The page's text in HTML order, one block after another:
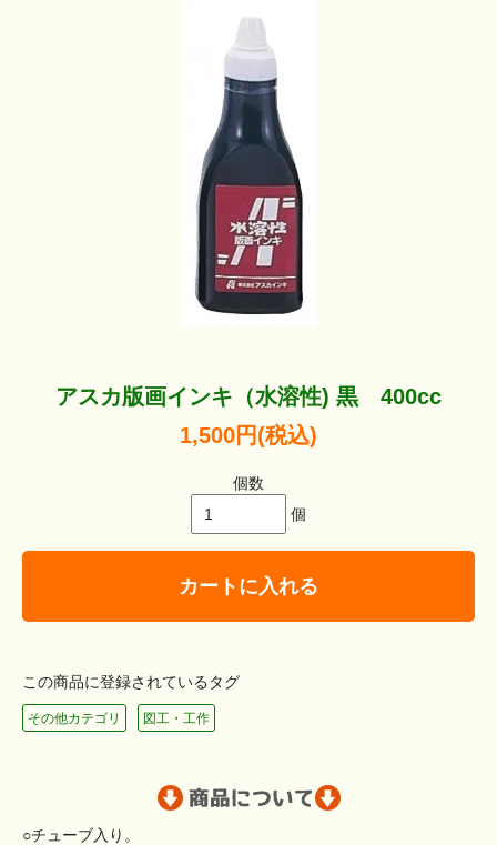
アスカ版画インキ（水溶性) 黒 400cc
1,500円(税込)
個数
個
カートに入れる
この商品に登録されているタグ
その他カテゴリ 図工・工作
○チューブ入り。